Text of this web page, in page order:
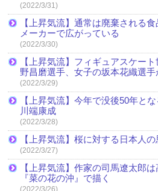
(2022/3/31)
【上昇気流】通常は廃棄される
メーカーで広がっている
(2022/3/30)
【上昇気流】フィギュアスケー
野昌磨選手、女子の坂本花織選手
(2022/3/29)
【上昇気流】今年で没後50年と
川端康成
(2022/3/28)
【上昇気流】桜に対する日本人
(2022/3/27)
【上昇気流】作家の司馬遼太郎
『菜の花の沖』で描く
(2022/3/26)